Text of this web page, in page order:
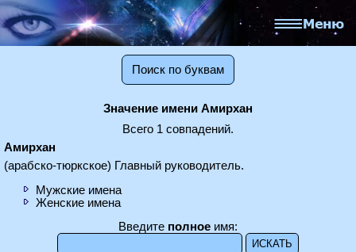
Поиск по буквам
Значение имени Амирхан
Всего 1 совпадений.
Амирхан
(арабско-тюркское) Главный руководитель.
Мужские имена
Женские имена
Введите полное имя: